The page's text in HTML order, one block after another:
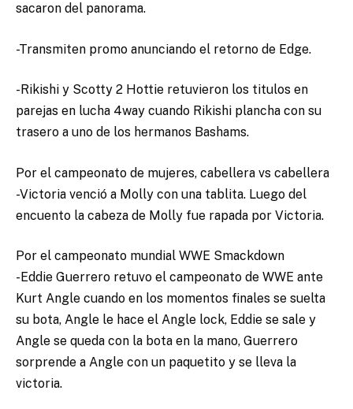
sacaron del panorama.
-Transmiten promo anunciando el retorno de Edge.
-Rikishi y Scotty 2 Hottie retuvieron los titulos en
parejas en lucha 4way cuando Rikishi plancha con su
trasero a uno de los hermanos Bashams.
Por el campeonato de mujeres, cabellera vs cabellera
-Victoria venció a Molly con una tablita. Luego del
encuento la cabeza de Molly fue rapada por Victoria.
Por el campeonato mundial WWE Smackdown
-Eddie Guerrero retuvo el campeonato de WWE ante
Kurt Angle cuando en los momentos finales se suelta
su bota, Angle le hace el Angle lock, Eddie se sale y
Angle se queda con la bota en la mano, Guerrero
sorprende a Angle con un paquetito y se lleva la
victoria.